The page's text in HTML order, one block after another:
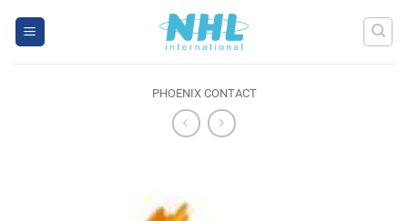
PHOENIX CONTACT